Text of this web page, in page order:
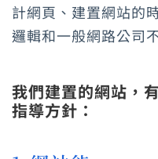
計網頁、建置網站的
邏輯和一般網路公司
我們建置的網站，
指導方針：